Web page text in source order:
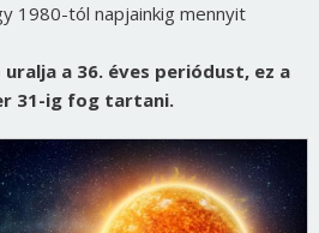
1980-tól napjainkig mennyit
a 36. éves periódust, ez a
31-ig fog tartani.